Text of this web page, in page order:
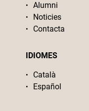
Alumni
Noticies
Contacta
IDIOMES
Català
Español